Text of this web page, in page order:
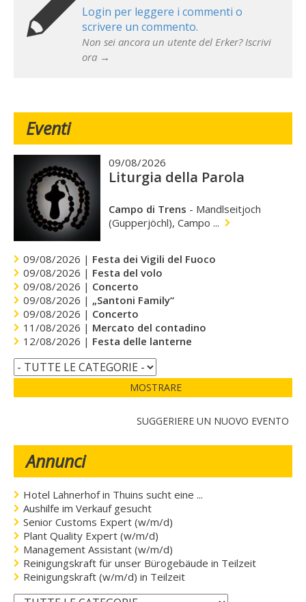
Login per leggere i commenti o
scrivere un commento.
Non sei ancora un utente del Erker? Iscrivi
ora →
Eventi
09/08/2026
Liturgia della Parola
Campo di Trens - Mandlseitjoch
(Gupperjöchl), Campo ...
09/08/2026 | Festa dei Vigili del Fuoco
09/08/2026 | Festa del volo
09/08/2026 | Concerto
09/08/2026 | „Santoni Family“
09/08/2026 | Concerto
11/08/2026 | Mercato del contadino
12/08/2026 | Festa delle lanterne
MOSTRARE
SUGGERIERE UN NUOVO EVENTO
Annunci
Hotel Lahnerhof in Thuins sucht eine ...
Aushilfe im Verkauf gesucht
Senior Customs Expert (w/m/d)
Plant Quality Expert (w/m/d)
Management Assistant (w/m/d)
Reinigungskraft für unser Bürogebäude in Teilzeit
Reinigungskraft (w/m/d) in Teilzeit